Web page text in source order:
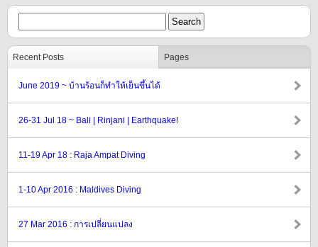
Recent Posts Pages
June 2019 ~ บ้านร้อนก็ทำให้เย็นขึ้นได้
26-31 Jul 18 ~ Bali | Rinjani | Earthquake!
11-19 Apr 18 : Raja Ampat Diving
1-10 Apr 2016 : Maldives Diving
27 Mar 2016 : การเปลี่ยนแปลง